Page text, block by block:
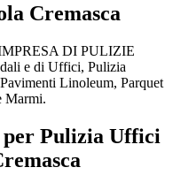
Cremasca
DI PULIZIE
e di Uffici, Pulizia
Linoleum, Parquet
Marmi.
Pulizia Uffici